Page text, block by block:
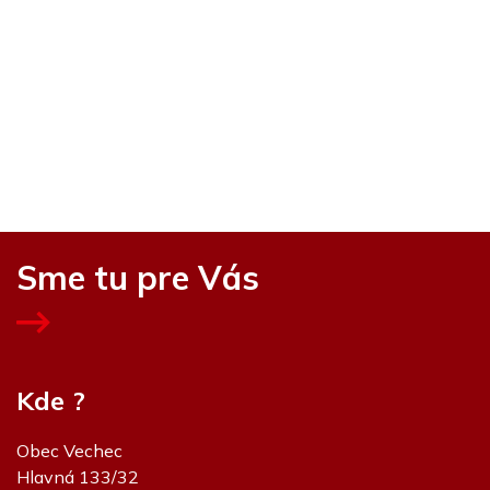
Sme tu pre Vás
Kde ?
Obec Vechec
Hlavná 133/32